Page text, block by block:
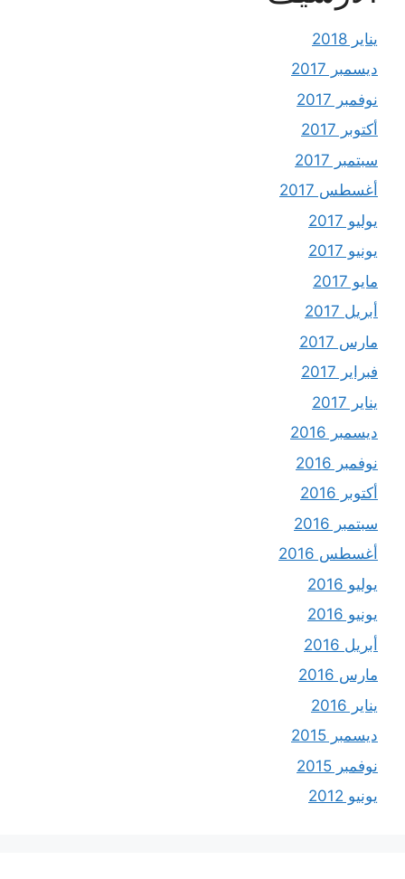
يناير 2018
ديسمبر 2017
نوفمبر 2017
أكتوبر 2017
سبتمبر 2017
أغسطس 2017
يوليو 2017
يونيو 2017
مايو 2017
أبريل 2017
مارس 2017
فبراير 2017
يناير 2017
ديسمبر 2016
نوفمبر 2016
أكتوبر 2016
سبتمبر 2016
أغسطس 2016
يوليو 2016
يونيو 2016
أبريل 2016
مارس 2016
يناير 2016
ديسمبر 2015
نوفمبر 2015
يونيو 2012